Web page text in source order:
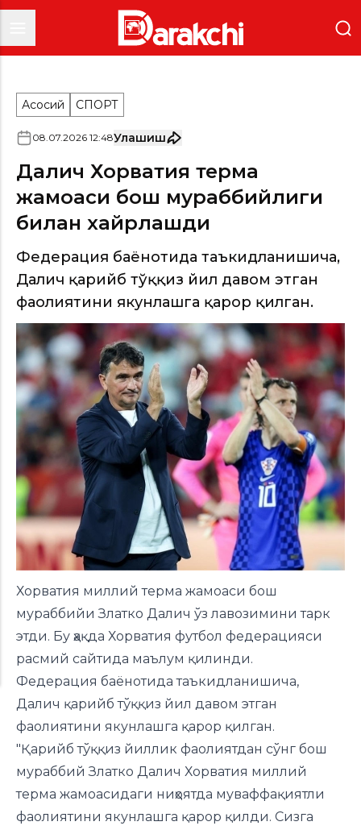
Асосий СПОРТ
08.07.2026 12:48Улашиш
Далич Хорватия терма
жамоаси бош мураббийлиги
билан хайрлашди
Федерация баёнотида таъкидланишича,
Далич қарийб тўққиз йил давом этган
фаолиятини якунлашга қарор қилган.
Хорватия миллий терма жамоаси бош
мураббийи Златко Далич ўз лавозимини тарк
этди. Бу ҳақда Хорватия футбол федерацияси
расмий сайтида маълум қилинди.
Федерация баёнотида таъкидланишича,
Далич қарийб тўққиз йил давом этган
фаолиятини якунлашга қарор қилган.
"Қарийб тўққиз йиллик фаолиятдан сўнг бош
мураббий Златко Далич Хорватия миллий
терма жамоасидаги ниҳоятда муваффақиятли
фаолиятини якунлашга қарор қилди. Сизга